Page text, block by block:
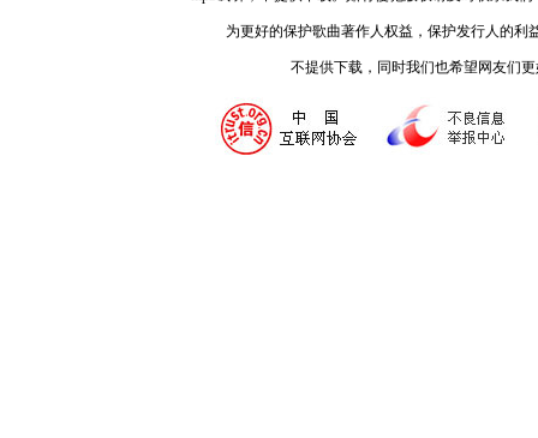
为更好的保护歌曲著作人权益，保护发行人的
不提供下载，同时我们也希望网友们